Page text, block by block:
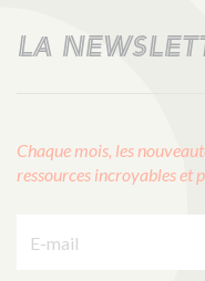
LA
Chaque mois, les
ressources incroyables